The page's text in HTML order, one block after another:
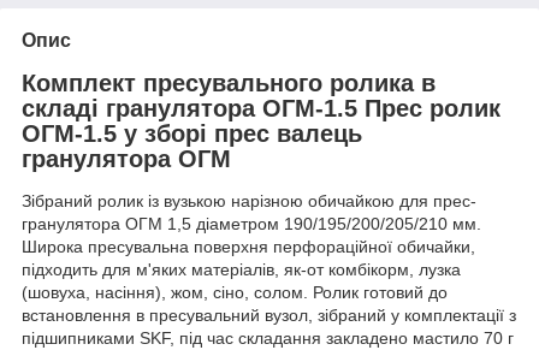
Опис
Комплект пресувального ролика в
складі гранулятора ОГМ-1.5 Прес ролик
ОГМ-1.5 у зборі прес валець
гранулятора ОГМ
Зібраний ролик із вузькою нарізною обичайкою для прес-
гранулятора ОГМ 1,5 діаметром 190/195/200/205/210 мм.
Широка пресувальна поверхня перфораційної обичайки,
підходить для м'яких матеріалів, як-от комбікорм, лузка
(шовуха, насіння), жом, сіно, солом. Ролик готовий до
встановлення в пресувальний вузол, зібраний у комплектації з
підшипниками SKF, під час складання закладено мастило 70 г